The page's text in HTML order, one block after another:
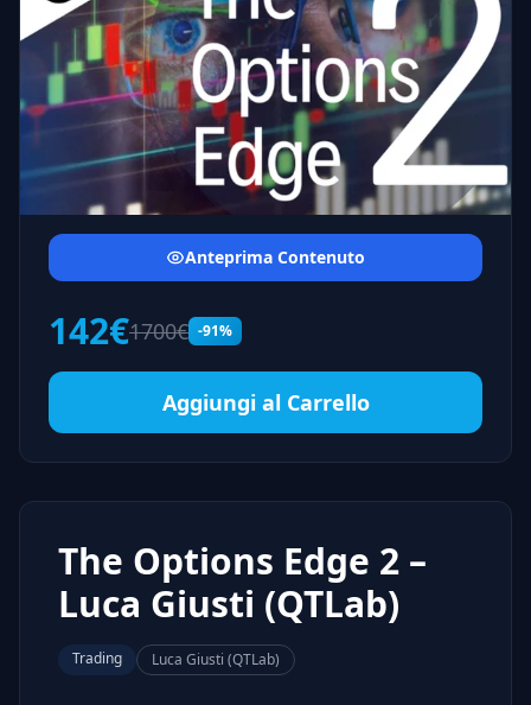
Anteprima Contenuto
142€1700€ -91%
Aggiungi al Carrello
The Options Edge 2 –
Luca Giusti (QTLab)
Trading Luca Giusti (QTLab)